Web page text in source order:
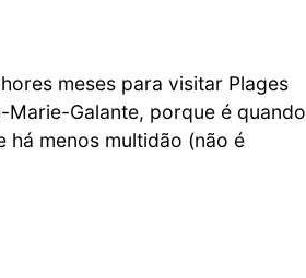
meses para visitar Plages
Galante, porque é quando
há menos multidão (não é